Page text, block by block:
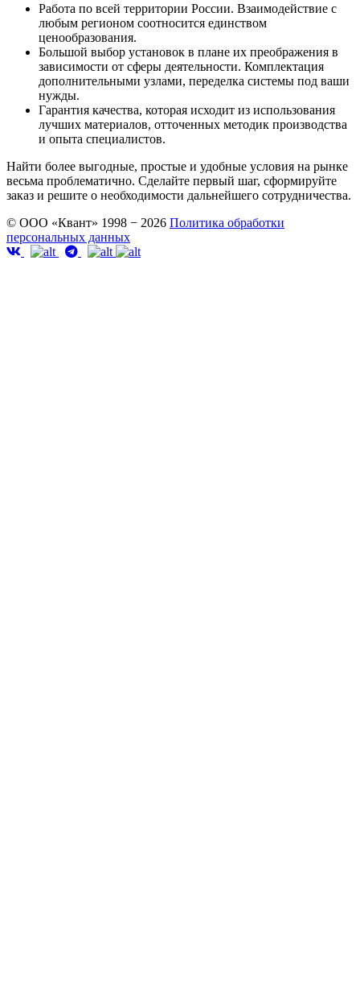
Работа по всей территории России. Взаимодействие с
любым регионом соотносится единством
ценообразования.
Большой выбор установок в плане их преображения в
зависимости от сферы деятельности. Комплектация
дополнительными узлами, переделка системы под ваши
нужды.
Гарантия качества, которая исходит из использования
лучших материалов, отточенных методик производства
и опыта специалистов.
Найти более выгодные, простые и удобные условия на рынке
весьма проблематично. Сделайте первый шаг, сформируйте
заказ и решите о необходимости дальнейшего сотрудничества.
© ООО «Квант» 1998 − 2026 Политика обработки
персональных данных